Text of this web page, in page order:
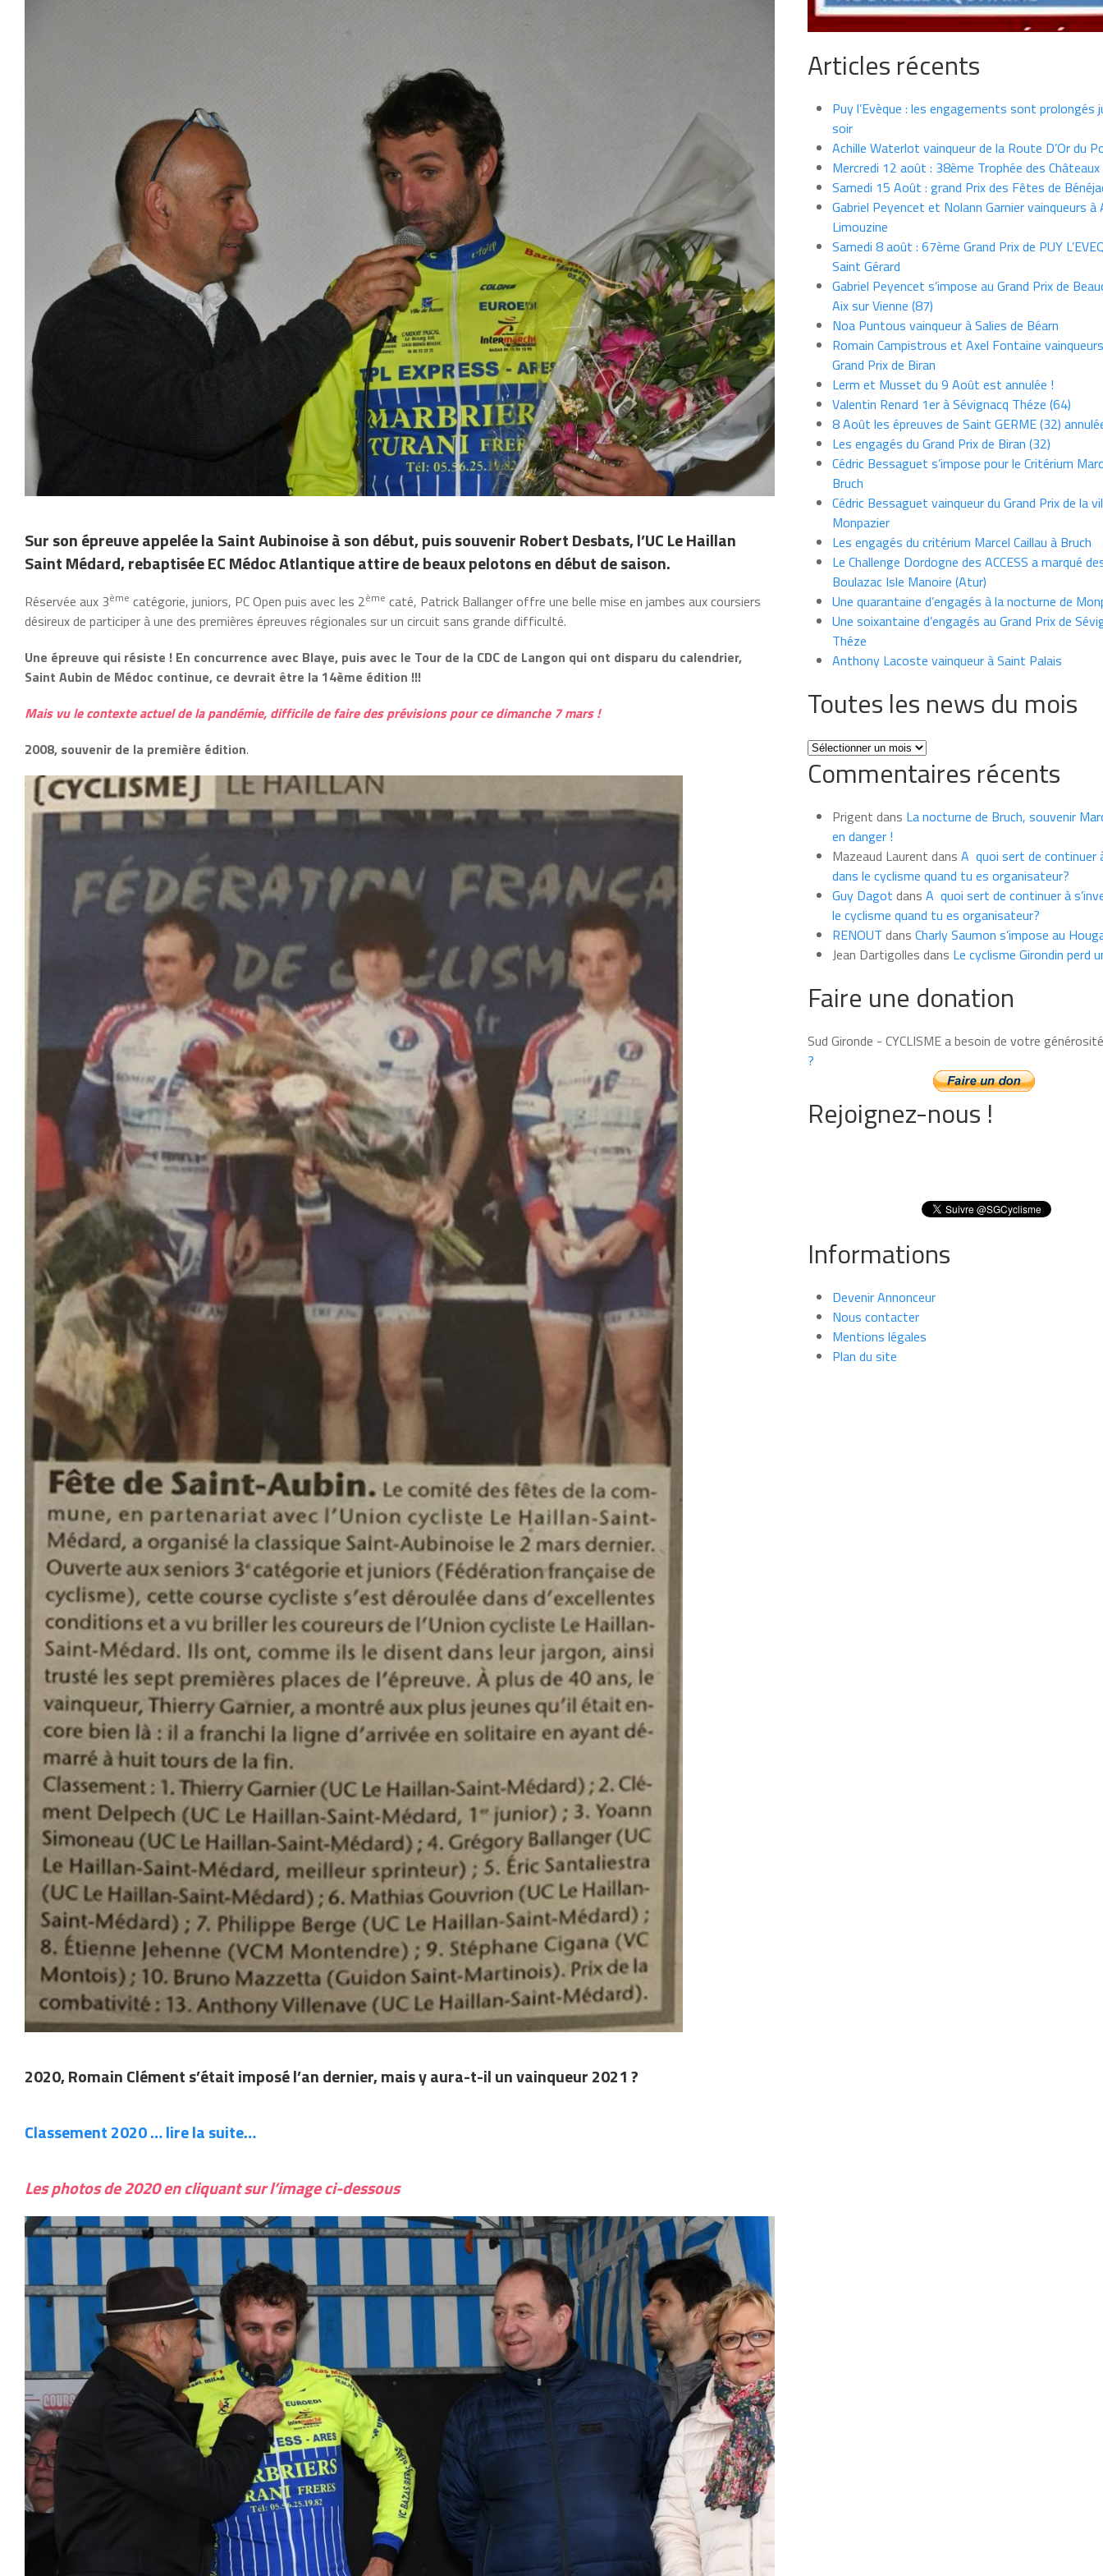
Sur son épreuve appelée la Saint Aubinoise à son début, puis souvenir Robert Desbats, l’UC Le Haillan
Saint Médard, rebaptisée EC Médoc Atlantique attire de beaux pelotons en début de saison.
Réservée aux 3ème catégorie, juniors, PC Open puis avec les 2ème caté, Patrick Ballanger offre une belle mise en jambes aux coursiers
désireux de participer à une des premières épreuves régionales sur un circuit sans grande difficulté.
Une épreuve qui résiste ! En concurrence avec Blaye, puis avec le Tour de la CDC de Langon qui ont disparu du calendrier,
Saint Aubin de Médoc continue, ce devrait être la 14ème édition !!!
Mais vu le contexte actuel de la pandémie, difficile de faire des prévisions pour ce dimanche 7 mars !
2008, souvenir de la première édition.
2020, Romain Clément s’était imposé l’an dernier, mais y aura-t-il un vainqueur 2021 ?
Classement 2020 … lire la suite…
Les photos de 2020 en cliquant sur l’image ci-dessous
Articles récents
Puy l’Evèque : les engagements sont prolongés
soir
Achille Waterlot vainqueur de la Route D’Or du
Mercredi 12 août : 38ème Trophée des Châteaux
Samedi 15 Août : grand Prix des Fêtes de
Gabriel Peyencet et Nolann Garnier vainqueurs à
Limouzine
Samedi 8 août : 67ème Grand Prix de PUY
Saint Gérard
Gabriel Peyencet s’impose au Grand Prix de
Aix sur Vienne (87)
Noa Puntous vainqueur à Salies de Béarn
Romain Campistrous et Axel Fontaine
Grand Prix de Biran
Lerm et Musset du 9 Août est annulée !
Valentin Renard 1er à Sévignacq Théze (64)
8 Août les épreuves de Saint GERME (32)
Les engagés du Grand Prix de Biran (32)
Cédric Bessaguet s’impose pour le Critérium
Bruch
Cédric Bessaguet vainqueur du Grand Prix de la
Monpazier
Les engagés du critérium Marcel Caillau à Bruch
Le Challenge Dordogne des ACCESS a marqué
Boulazac Isle Manoire (Atur)
Une quarantaine d’engagés à la nocturne de
Une soixantaine d’engagés au Grand Prix de
Théze
Anthony Lacoste vainqueur à Saint Palais
Toutes les news du mois
Toutes
les
news
mois
Commentaires récents
Prigent dans La nocturne de Bruch, souvenir
en danger !
Mazeaud Laurent dans A quoi sert de continuer
dans le cyclisme quand tu es organisateur?
Guy Dagot dans A quoi sert de continuer à
le cyclisme quand tu es organisateur?
RENOUT dans Charly Saumon s’impose au
Jean Dartigolles dans Le cyclisme Girondin perd
Faire une donation
Sud Gironde - CYCLISME a besoin de votre
?
Rejoignez-nous !
Informations
Devenir Annonceur
Nous contacter
Mentions légales
Plan du site